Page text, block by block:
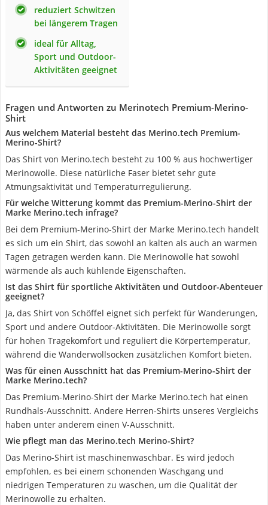
reduziert Schwitzen
bei längerem Tragen
ideal für Alltag,
Sport und Outdoor-
Aktivitäten geeignet
Fragen und Antworten zu Merinotech Premium-Merino-
Shirt
Aus welchem Material besteht das Merino.tech Premium-
Merino-Shirt?
Das Shirt von Merino.tech besteht zu 100 % aus hochwertiger
Merinowolle. Diese natürliche Faser bietet sehr gute
Atmungsaktivität und Temperaturregulierung.
Für welche Witterung kommt das Premium-Merino-Shirt der
Marke Merino.tech infrage?
Bei dem Premium-Merino-Shirt der Marke Merino.tech handelt
es sich um ein Shirt, das sowohl an kalten als auch an warmen
Tagen getragen werden kann. Die Merinowolle hat sowohl
wärmende als auch kühlende Eigenschaften.
Ist das Shirt für sportliche Aktivitäten und Outdoor-Abenteuer
geeignet?
Ja, das Shirt von Schöffel eignet sich perfekt für Wanderungen,
Sport und andere Outdoor-Aktivitäten. Die Merinowolle sorgt
für hohen Tragekomfort und reguliert die Körpertemperatur,
während die Wanderwollsocken zusätzlichen Komfort bieten.
Was für einen Ausschnitt hat das Premium-Merino-Shirt der
Marke Merino.tech?
Das Premium-Merino-Shirt der Marke Merino.tech hat einen
Rundhals-Ausschnitt. Andere Herren-Shirts unseres Vergleichs
haben unter anderem einen V-Ausschnitt.
Wie pflegt man das Merino.tech Merino-Shirt?
Das Merino-Shirt ist maschinenwaschbar. Es wird jedoch
empfohlen, es bei einem schonenden Waschgang und
niedrigen Temperaturen zu waschen, um die Qualität der
Merinowolle zu erhalten.